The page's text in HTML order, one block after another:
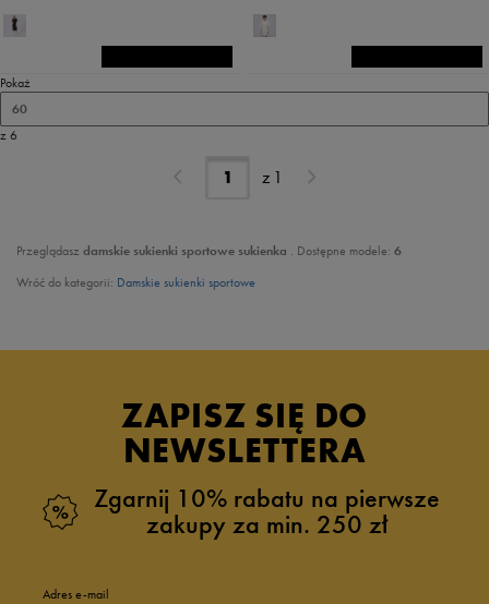
Pokaż
60
z 6
z 1
Przeglądasz damskie sukienki sportowe sukienka . Dostępne modele: 6
Wróć do kategorii: Damskie sukienki sportowe
ZAPISZ SIĘ DO
NEWSLETTERA
Zgarnij 10% rabatu na pierwsze
zakupy za min. 250 zł
Adres e-mail